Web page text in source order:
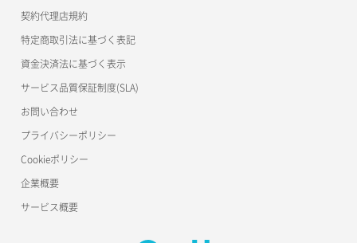
契約代理店規約
特定商取引法に基づく表記
資金決済法に基づく表示
サービス品質保証制度(SLA)
お問い合わせ
プライバシーポリシー
Cookieポリシー
企業概要
サービス概要